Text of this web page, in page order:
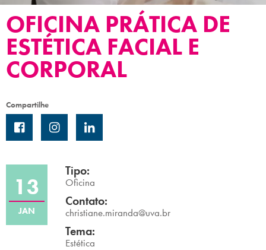
FORMAS DE INGRESSO
FINANCIAMENTO E BOLSAS
Acontece na UVA
Atendimento (21) 2574 8888
Conclua sua Matrícula
OFICINA PRÁTICA DE
ESTÉTICA FACIAL E
CORPORAL
Compartilhe
13
JAN
Tipo:
Oficina
Contato:
christiane.miranda@uva.br
Tema:
Estética